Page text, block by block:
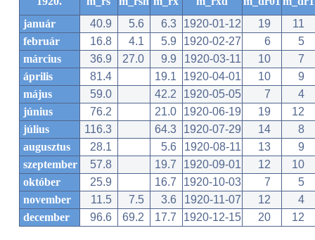
január
40.9 5.6 6.3 1920-01-12 19
11
február
16.8 4.1 5.9 1920-02-27 6
5
március
36.9 27.0 9.9 1920-03-11 10
7
április
81.4 19.1 1920-04-01 10
9
május
59.0 42.2 1920-05-05 7
4
június
76.2 21.0 1920-06-19 19
12
július
116.3 64.3 1920-07-29 14
8
augusztus
28.1 5.6 1920-08-11 13
9
szeptember
57.8 19.7 1920-09-01 12
10
október
25.9 16.7 1920-10-03 7
5
november
11.5 7.5 3.6 1920-11-07 12
4
december
96.6 69.2 17.7 1920-12-15 20 12